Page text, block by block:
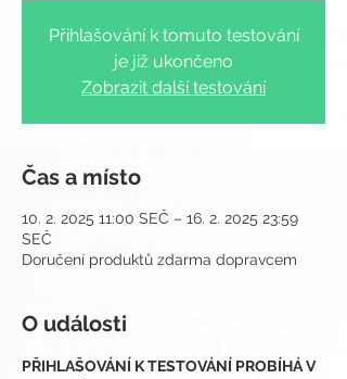
Přihlašování k tomuto testování
je již ukončeno
Zobrazit další testování
Čas a místo
10. 2. 2025 11:00 SEČ – 16. 2. 2025 23:59
SEČ
Doručení produktů zdarma dopravcem
O události
PŘIHLAŠOVÁNÍ K TESTOVÁNÍ PROBÍHÁ V